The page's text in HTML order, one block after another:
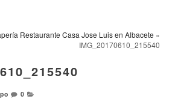
Restaurante Casa Jose Luis en Albacete »
IMG_20170610_215540
0